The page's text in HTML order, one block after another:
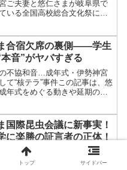
ご夫妻と悠仁さまが岐阜県で
いる全国高校総合文化祭に出
まと表情がこわばっていまし
ズブのフジテレ...
合宿欠席の裏側――学生
音”がヤバすぎる
不協和音…成年式・伊勢神宮
て“核テラ”事件この記事は、悠
年式をめぐる動きや延期の経
れ、伊勢神宮参拝など関連行
れていま...
国際昆虫会議に新事実！
に楽勝の証言者の正体！
は来春以降も園遊会で成
りピンチ
園遊会歓迎：成年皇族最大の難
トップ サイドバー